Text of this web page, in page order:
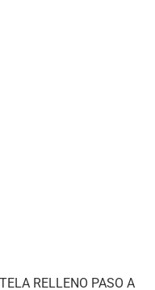
RELLENO PASO A